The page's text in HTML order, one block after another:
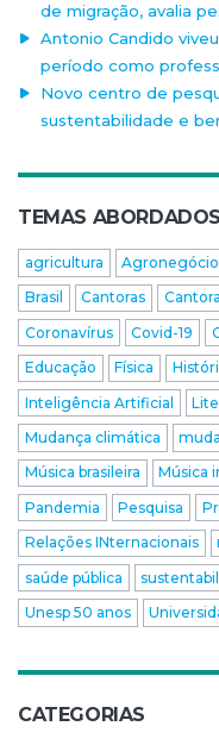
de migração, avalia
Antonio Candido
período como
Novo centro de
sustentabilidade e
TEMAS
agricultura Agronegócio
Brasil
Cantoras
Coronavírus
Covid-19
Educação
Física
Inteligência Artificial
Mudança climática
Música brasileira
Música
Pandemia
Pesquisa
Relações INternacionais
saúde pública
Unesp 50 anos
CATEGORIAS